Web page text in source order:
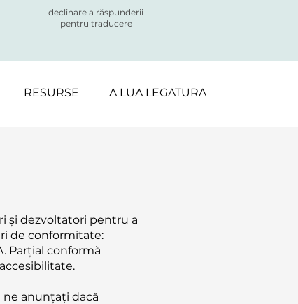
declinare a răspunderii
pentru traducere
RESURSE A LUA LEGATURA
și dezvoltatori pentru a
de conformitate:
Parțial conformă
ne anunțați dacă